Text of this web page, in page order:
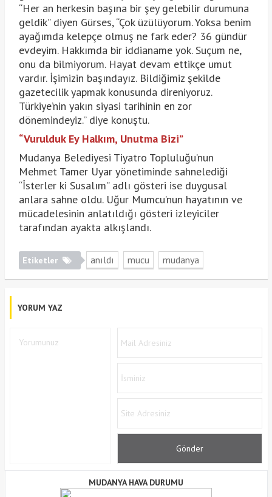
“Her an herkesin başına bir şey gelebilir durumuna
geldik” diyen Gürses, “Çok üzülüyorum. Yoksa benim
ayağımda kelepçe olmuş ne fark eder? 36 gündür
evdeyim. Hakkımda bir iddianame yok. Suçum ne,
onu da bilmiyorum. Hayat devam ettikçe umut
vardır. İşimizin başındayız. Bildiğimiz şekilde
gazetecilik yapmak konusunda direniyoruz.
Türkiye’nin yakın siyasi tarihinin en zor
dönemindeyiz.” diye konuştu.
“Vurulduk Ey Halkım, Unutma Bizi”
Mudanya Belediyesi Tiyatro Topluluğu’nun
Mehmet Tamer Uyar yönetiminde sahnelediği
“İsterler ki Susalım” adlı gösteri ise duygusal
anlara sahne oldu. Uğur Mumcu’nun hayatının ve
mücadelesinin anlatıldığı gösteri izleyiciler
tarafından ayakta alkışlandı.
Etiketler anıldı mucu mudanya
YORUM YAZ
MUDANYA HAVA DURUMU